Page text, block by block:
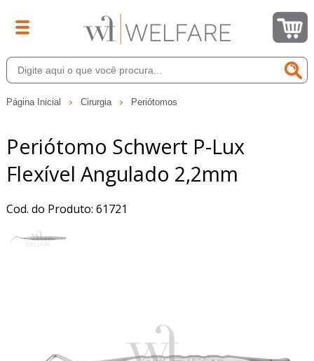
Página Inicial Cirurgia Periótomos
Periótomo Schwert P-Lux
Flexível Angulado 2,2mm
Cod. do Produto: 61721